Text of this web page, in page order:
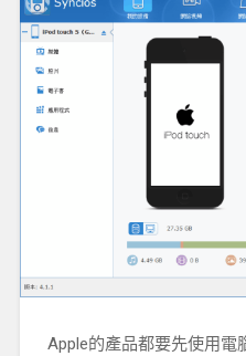
Apple的產品都要先使用電